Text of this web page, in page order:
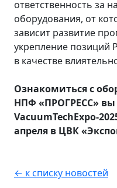
ответственность за
оборудования, от
зависит развитие
укрепление позиций
в качестве
Ознакомиться с
НПФ «ПРОГРЕСС» вы
VacuumTechExpo-
апреля в ЦВК
← к списку новостей